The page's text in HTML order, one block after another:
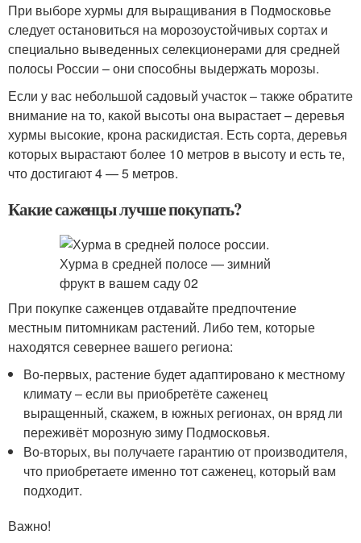
При выборе хурмы для выращивания в Подмосковье
следует остановиться на морозоустойчивых сортах и
специально выведенных селекционерами для средней
полосы России – они способны выдержать морозы.
Если у вас небольшой садовый участок – также обратите
внимание на то, какой высоты она вырастает – деревья
хурмы высокие, крона раскидистая. Есть сорта, деревья
которых вырастают более 10 метров в высоту и есть те,
что достигают 4 — 5 метров.
Какие саженцы лучше покупать?
При покупке саженцев отдавайте предпочтение
местным питомникам растений. Либо тем, которые
находятся севернее вашего региона:
Во-первых, растение будет адаптировано к местному
климату – если вы приобретёте саженец
выращенный, скажем, в южных регионах, он вряд ли
переживёт морозную зиму Подмосковья.
Во-вторых, вы получаете гарантию от производителя,
что приобретаете именно тот саженец, который вам
подходит.
Важно!